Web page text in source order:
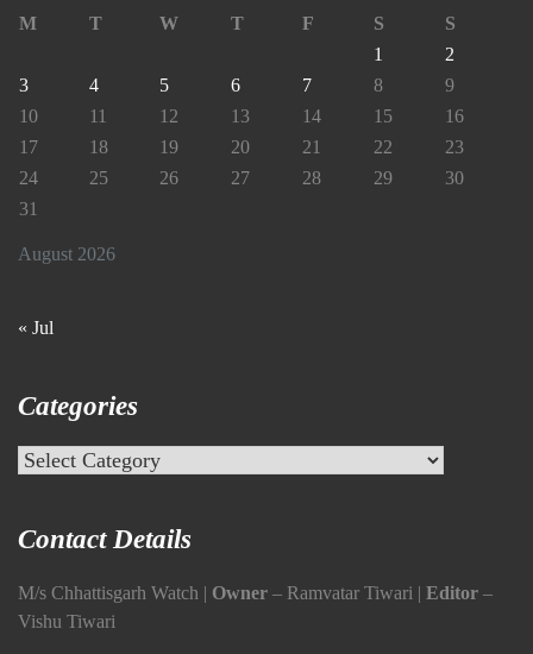
August 2026
M T W T F S
S
1
2
3
4 5 6 7 8
9
10
11 12 13 14 15
16
17
18 19 20 21 22
23
24
25 26 27 28 29
30
31
« Jul
Categories
Categories
Contact Details
M/s Chhattisgarh Watch | Owner – Ramvatar Tiwari | Editor –
Vishu Tiwari